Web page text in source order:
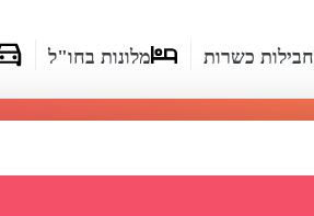
חבילות כשרות מלונות בחו"ל